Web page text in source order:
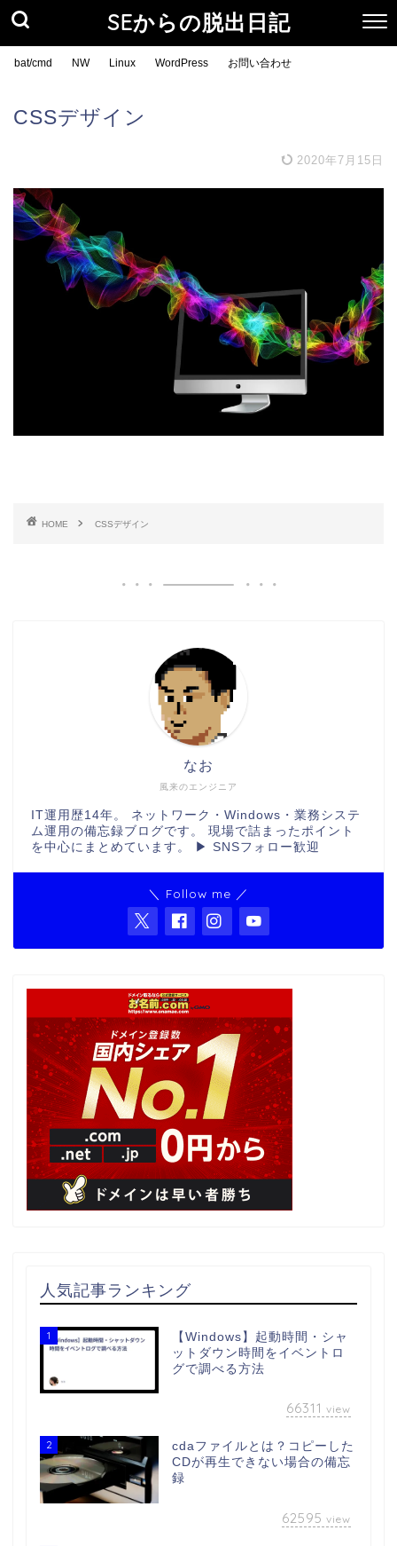
SEからの脱出日記
bat/cmd NW Linux WordPress お問い合わせ
CSSデザイン
2020年7月15日
HOME CSSデザイン
風来のエンジニア
なお
IT運用歴14年。 ネットワーク・Windows・業務システ
ム運用の備忘録ブログです。 現場で詰まったポイント
を中心にまとめています。 ▶ SNSフォロー歓迎
＼ Follow me ／
人気記事ランキング
1
【Windows】起動時間・シャ
ットダウン時間をイベントロ
グで調べる方法
66311 view
2
cdaファイルとは？コピーした
CDが再生できない場合の備忘
録
62595 view